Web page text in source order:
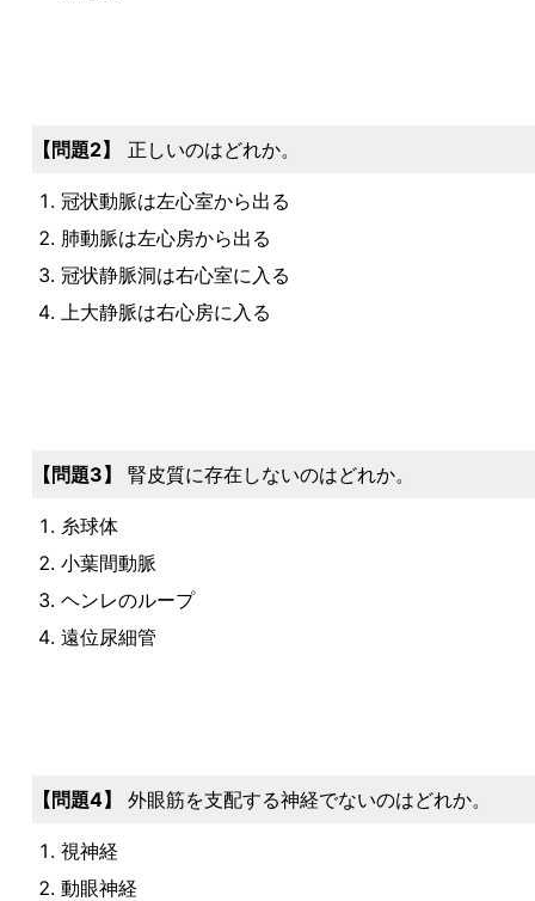
2 正しいのはどれか。
冠状動脈は左心室から出る
肺動脈は左心房から出る
冠状静脈洞は右心室に入る
上大静脈は右心房に入る
3 腎皮質に存在しないのはどれか。
糸球体
小葉間動脈
ヘンレのループ
遠位尿細管
4 外眼筋を支配する神経でないのはどれか。
視神経
動眼神経